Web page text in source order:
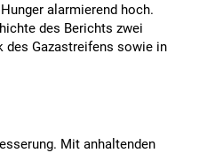
alarmierend hoch.
des Berichts zwei
des Gazastreifens sowie in
Mit anhaltenden